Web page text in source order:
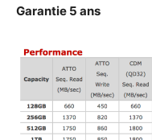
Garantie 5 ans